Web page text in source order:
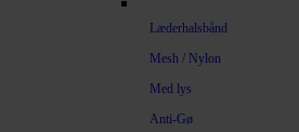
Læderhalsbånd
Mesh / Nylon
Med lys
Anti-Gø